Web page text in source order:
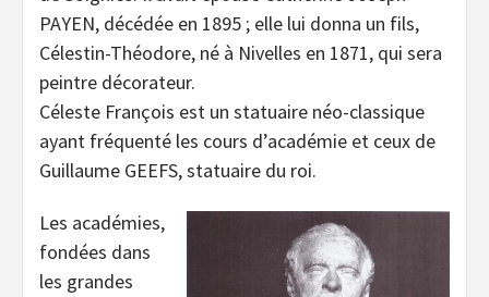
PAYEN, décédée en 1895 ; elle lui donna un fils,
Célestin-Théodore, né à Nivelles en 1871, qui sera
peintre décorateur.
Céleste François est un statuaire néo-classique
ayant fréquenté les cours d’académie et ceux de
Guillaume GEEFS, statuaire du roi.
Les académies,
fondées dans
les grandes